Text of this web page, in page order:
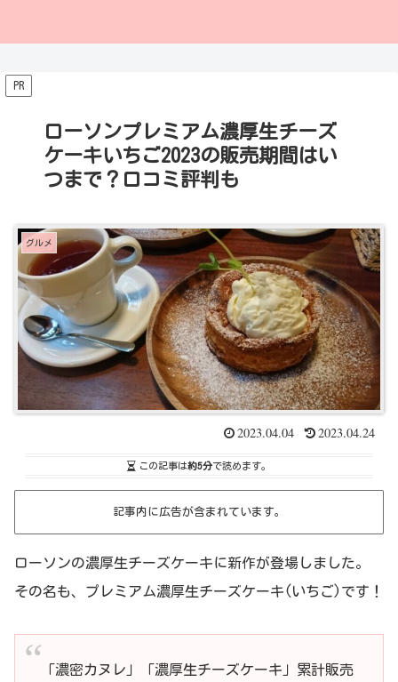
PR
ローソンプレミアム濃厚生チーズ
ケーキいちご2023の販売期間はい
つまで？口コミ評判も
グルメ
2023.04.04 2023.04.24
この記事は約5分で読めます。
記事内に広告が含まれています。
ローソンの濃厚生チーズケーキに新作が登場しました。
その名も、プレミアム濃厚生チーズケーキ(いちご)です！
「濃密カヌレ」「濃厚生チーズケーキ」累計販売